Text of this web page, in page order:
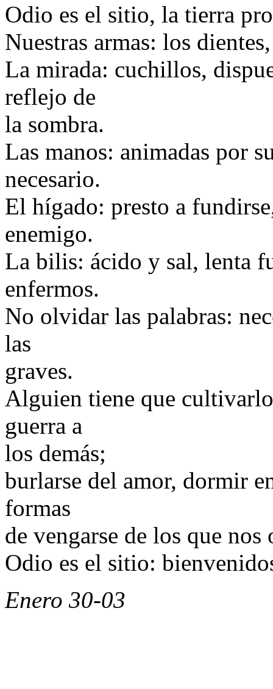
Odio es el sitio, la tierra
Nuestras armas: los
La mirada: cuchillos,
reflejo de
la sombra.
Las manos: animadas por
necesario.
El hígado: presto a
enemigo.
La bilis: ácido y sal, lenta
enfermos.
No olvidar las palabras:
las
graves.
Alguien tiene que
guerra a
los demás;
burlarse del amor, dormir
formas
de vengarse de los que nos
Odio es el sitio:
Enero 30-03